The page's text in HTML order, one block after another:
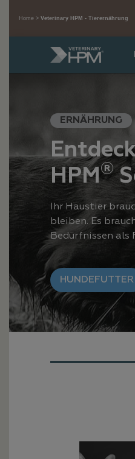
Home Veterinary HPM - Tierernährung
ERNÄHRUNG
HPM®
Ihr Haustier
bleiben. Es
Bedürfnissen als
HUNDEFUTTER